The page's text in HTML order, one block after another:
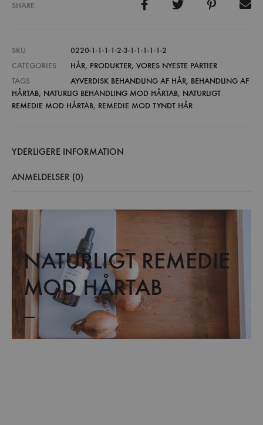
SHARE
SKU
0220-1-1-1-1-2-3-1-1-1-1-1-2
CATEGORIES
HÅR, PRODUKTER, VORES NYESTE PARTIER
TAGS
AYVERDISK BEHANDLING AF HÅR, BEHANDLING AF
HÅRTAB, NATURLIG BEHANDLING MOD HÅRTAB, NATURLIGT
REMEDIE MOD HÅRTAB, REMEDIE MOD TYNDT HÅR
YDERLIGERE INFORMATION
ANMELDELSER (0)
NATURLIGT REMEDIE
MOD HÅRTAB